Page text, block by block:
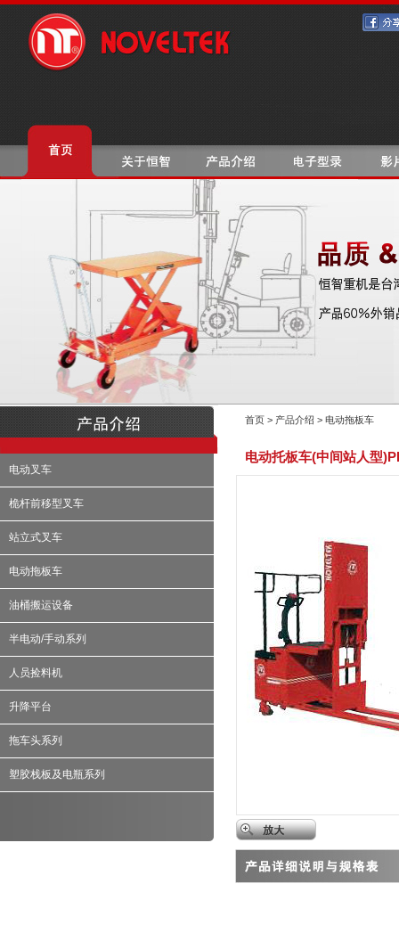
电动叉车
桅杆前移型叉车
站立式叉车
电动拖板车
油桶搬运设备
半电动/手动系列
人员捡料机
升降平台
拖车头系列
塑胶栈板及电瓶系列
首页 > 产品介绍 > 电动拖板车
电动托板车(中间站人型